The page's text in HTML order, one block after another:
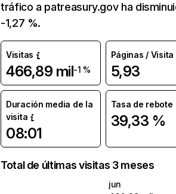
tráfico a patreasury.gov ha
-1,27 %.
Visitas
466,89 mil-1 %
Páginas / Visita
5,93
Duración media de la
visita
08:01
Tasa de rebote
39,33 %
Total de últimas visitas 3 meses
jun